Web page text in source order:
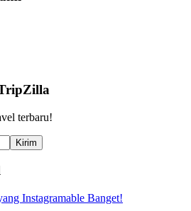
terbaru!
Kirim
Instagramable Banget!